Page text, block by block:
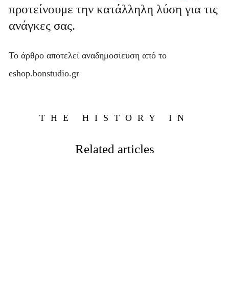
προτείνουμε την κατάλληλη λύση για τις
ανάγκες σας.
Το άρθρο αποτελεί αναδημοσίευση από το
eshop.bonstudio.gr
THE HISTORY IN
Related articles